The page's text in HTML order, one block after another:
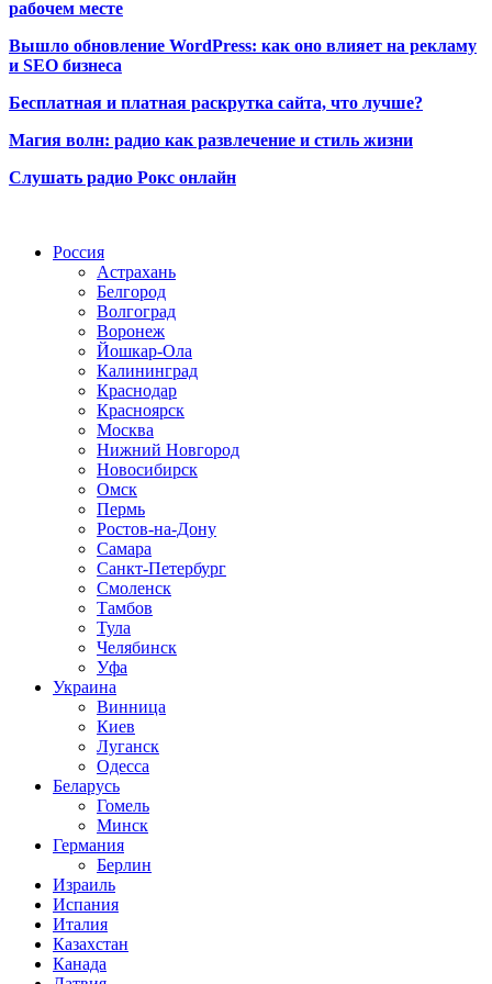
рабочем месте
Вышло обновление WordPress: как оно влияет на рекламу
и SEO бизнеса
Бесплатная и платная раскрутка сайта, что лучше?
Магия волн: радио как развлечение и стиль жизни
Слушать радио Рокс онлайн
Россия
Астрахань
Белгород
Волгоград
Воронеж
Йошкар-Ола
Калининград
Краснодар
Красноярск
Москва
Нижний Новгород
Новосибирск
Омск
Пермь
Ростов-на-Дону
Самара
Санкт-Петербург
Смоленск
Тамбов
Тула
Челябинск
Уфа
Украина
Винница
Киев
Луганск
Одесса
Беларусь
Гомель
Минск
Германия
Берлин
Израиль
Испания
Италия
Казахстан
Канада